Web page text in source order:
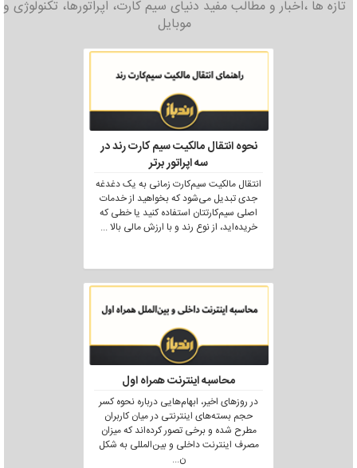
تازه ها ،اخبار و مطالب مفید دنیای سیم کارت، اپراتورها، تکنولوژی و
موبایل
نحوه انتقال مالکیت سیم کارت رند در
سه اپراتور برتر
انتقال مالکیت سیم‌کارت زمانی به یک دغدغه
جدی تبدیل می‌شود که بخواهید از خدمات
اصلی سیم‌کارتتان استفاده کنید یا خطی که
خریده‌اید، از نوع رند و با ارزش مالی بالا...
محاسبه اینترنت همراه اول
در روزهای اخیر، ابهام‌هایی درباره نحوه کسر
حجم بسته‌های اینترنتی در میان کاربران
مطرح شده و برخی تصور کرده‌اند که میزان
مصرف اینترنت داخلی و بین‌المللی به شکل
ن...